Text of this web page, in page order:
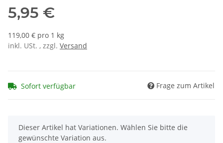
5,95 €
119,00 € pro 1 kg
inkl. USt. , zzgl. Versand
Sofort verfügbar Frage zum Artikel
x
Dieser Artikel hat Variationen. Wählen Sie bitte die
gewünschte Variation aus.